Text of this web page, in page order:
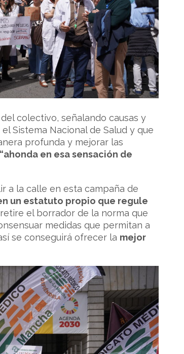
colectivo, señalando causas y
Sistema Nacional de Salud y que
profunda y mejorar las
en esa sensación de
a la calle en esta campaña de
un estatuto propio que regule
el borrador de la norma que
medidas que permitan a
se conseguirá ofrecer la mejor